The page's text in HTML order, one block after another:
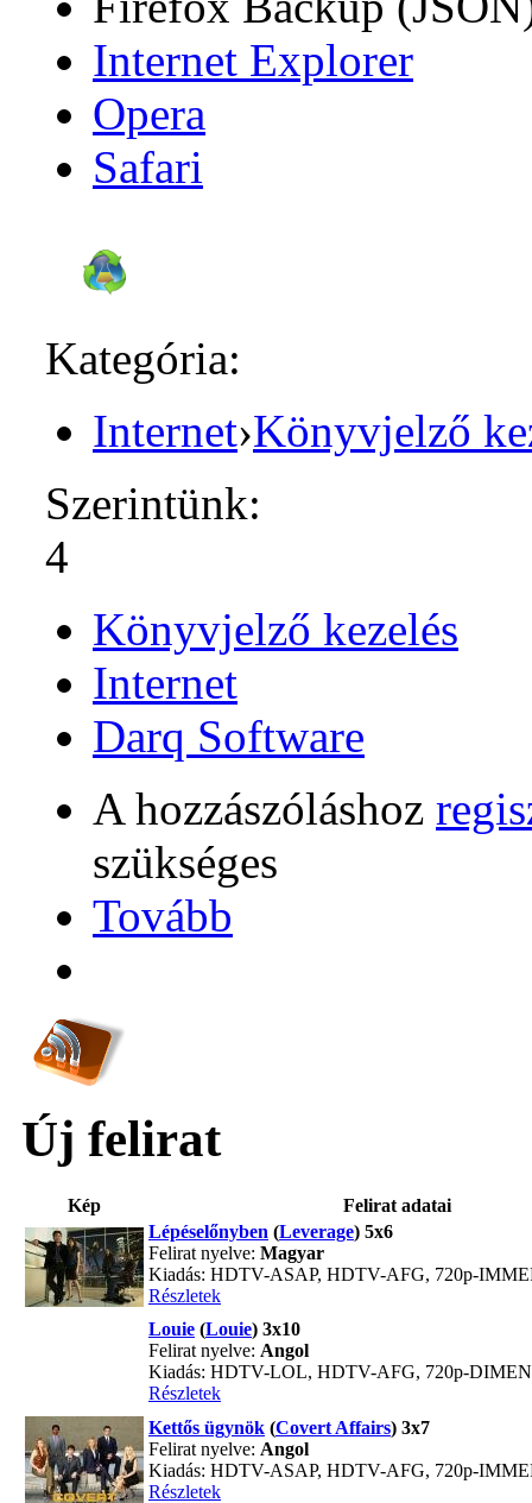
Internet Explorer
Opera
Safari
Kategória:
Internet›Könyvjelző
Szerintünk:
4
Könyvjelző kezelés
Internet
Darq Software
A hozzászóláshoz
szükséges
Tovább
Új felirat
Kép
Felirat adatai
Lépéselőnyben (Leverage) 5x6
Felirat nyelve: Magyar
Kiadás: HDTV-ASAP, HDTV-AFG, 720p-
Részletek
Louie (Louie) 3x10
Felirat nyelve: Angol
Kiadás: HDTV-LOL, HDTV-AFG, 720p-
Részletek
Kettős ügynök (Covert Affairs) 3x7
Felirat nyelve: Angol
Kiadás: HDTV-ASAP, HDTV-AFG, 720p-
Részletek